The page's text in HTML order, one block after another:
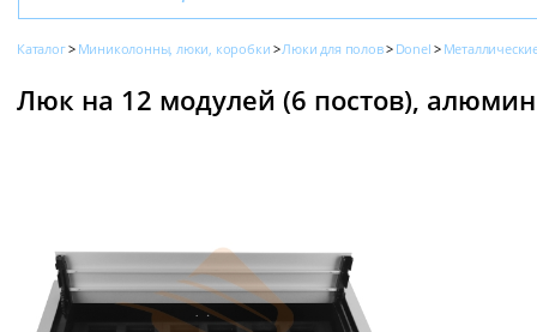
Каталог Миниколонны, люки, коробки Люки для полов Donel
Люк на 12 модулей (6 постов),